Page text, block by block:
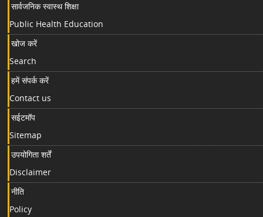
सार्वजनिक स्वास्थ शिक्षा
Public Health Education
खोज करें
Search
हमें संपर्क करें
Contact us
सईटमॉप
Sitemap
उपयोगिता शर्तें
Disclaimer
नीति
Policy